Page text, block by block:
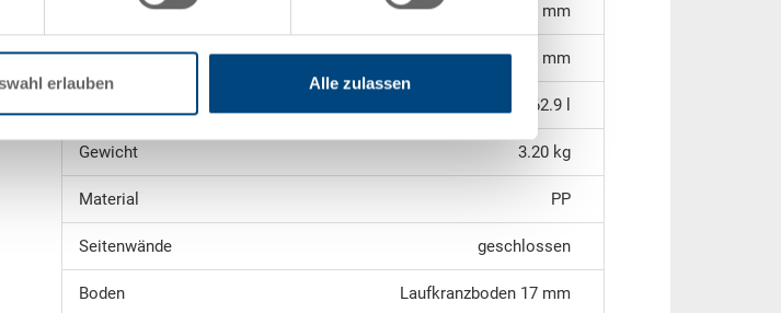
erlauben Alle zulassen
Nutzhöhe 288 mm
Stapelhöhe 308 mm
62.9 l
Gewicht 3.20 kg
Material PP
Seitenwände geschlossen
Boden Laufkranzboden 17 mm